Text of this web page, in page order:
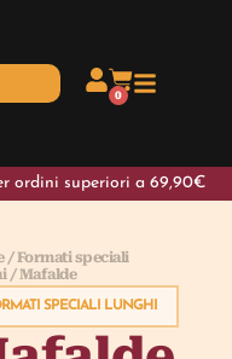
0
ordini superiori a 69,90€
/Formati speciali
/ Mafalde
SPECIALI LUNGHI